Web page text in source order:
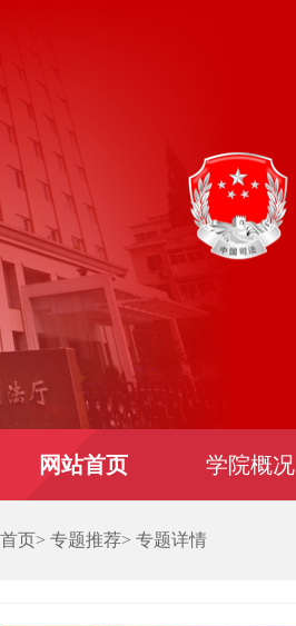
网站首页 学院概况
首页> 专题推荐> 专题详情